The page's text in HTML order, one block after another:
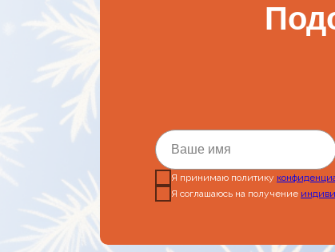
Ваше имя
Я принимаю политику
Я соглашаюсь на получение